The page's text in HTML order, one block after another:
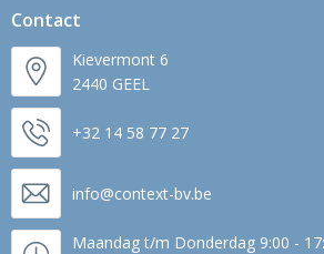
Contact
Kievermont 6
2440 GEEL
+32 14 58 77 27
info@context-bv.be
Maandag t/m Donderdag 9:00 -